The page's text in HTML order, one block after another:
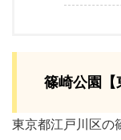
篠崎公園【
東京都江戸川区の